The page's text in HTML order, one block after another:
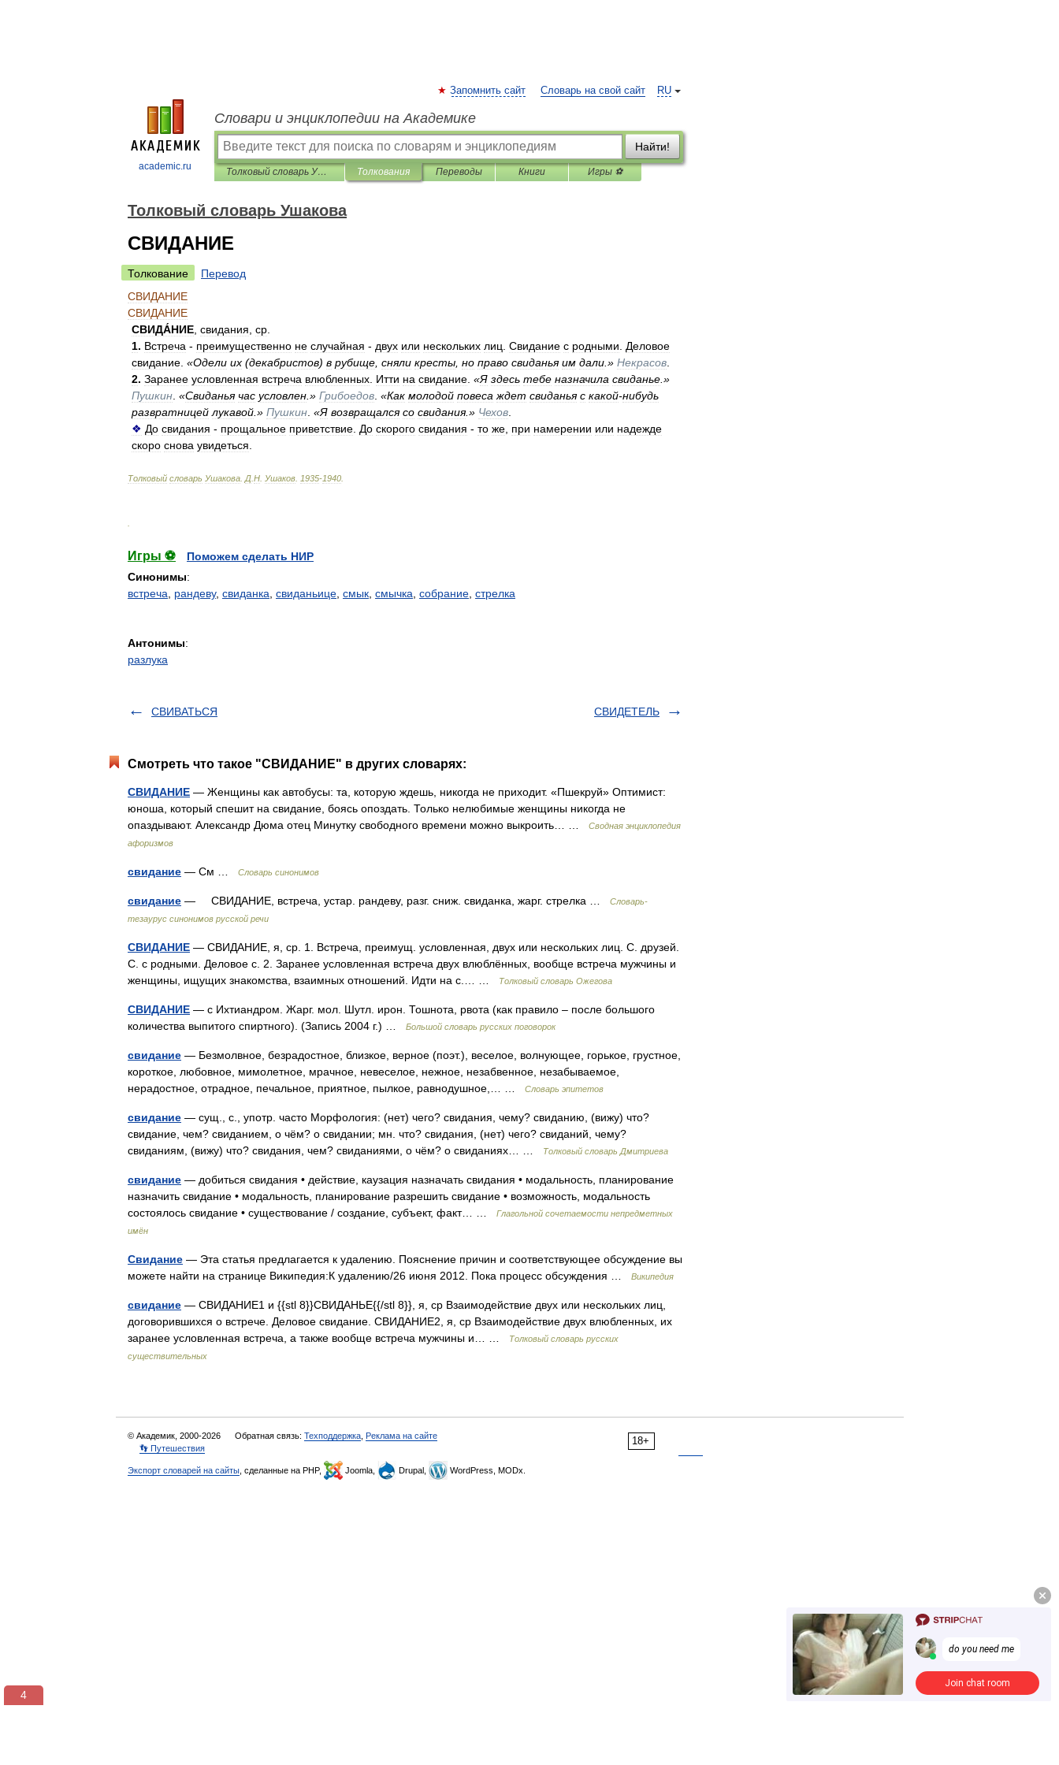
academic.ru
RU
Запомнить сайт Словарь на свой сайт
Словари и энциклопедии на Академике
Найти!
Толковый словарь Ушакова Толкования Переводы Книги Игры ⚽
Толковый словарь Ушакова
СВИДАНИЕ
Толкование
Перевод
СВИДАНИЕ
СВИДАНИЕ
СВИДА́НИЕ свидания ср
1. Встреча - преимущественно не случайная - двух или нескольких лиц Свидание с родными
Деловое
свидание «Одели их (декабристов) в рубище сняли кресты но право свиданья им дали .» Некрасов
2. Заранее условленная встреча влюбленных Итти на свидание «Я здесь тебе назначила свиданье .»
Пушкин «Свиданья час условлен .» Грибоедов «Как молодой повеса ждет свиданья с какой-нибудь
развратницей лукавой .» Пушкин «Я возвращался со свидания.» Чехов
❖ До свидания - прощальное приветствие До скорого свидания - то же при намерении или надежде
скоро снова увидеться
Толковый словарь Ушакова Д Н Ушаков 1935-1940
Игры ⚽
Поможем сделать НИР
Синонимы:
встреча
рандеву, свиданка свиданьице смык смычка собрание стрелка
Антонимы:
разлука
СВИВАТЬСЯ СВИДЕТЕЛЬ
Смотреть что такое "СВИДАНИЕ" в других словарях:
СВИДАНИЕ — Женщины как автобусы: та, которую ждешь, никогда не приходит. «Пшекруй» Оптимист:
юноша, который спешит на свидание, боясь опоздать. Только нелюбимые женщины никогда не
опаздывают. Александр Дюма отец Минутку свободного времени можно выкроить… …
Сводная энциклопедия
афоризмов
свидание — См … Словарь синонимов
свидание — СВИДАНИЕ, встреча, устар. рандеву, разг. сниж. свиданка, жарг. стрелка …
Словарь-
тезаурус синонимов русской речи
СВИДАНИЕ — СВИДАНИЕ, я, ср. 1. Встреча, преимущ. условленная, двух или нескольких лиц. С. друзей.
С. с родными. Деловое с. 2. Заранее условленная встреча двух влюблённых, вообще встреча мужчины и
женщины, ищущих знакомства, взаимных отношений. Идти на с.… …
Толковый словарь Ожегова
СВИДАНИЕ — с Ихтиандром. Жарг. мол. Шутл. ирон. Тошнота, рвота (как правило – после большого
количества выпитого спиртного). (Запись 2004 г.) …
Большой словарь русских поговорок
свидание — Безмолвное, безрадостное, близкое, верное (поэт.), веселое, волнующее, горькое, грустное,
короткое, любовное, мимолетное, мрачное, невеселое, нежное, незабвенное, незабываемое,
нерадостное, отрадное, печальное, приятное, пылкое, равнодушное,… …
Словарь эпитетов
свидание — сущ., с., употр. часто Морфология: (нет) чего? свидания, чему? свиданию, (вижу) что?
свидание, чем? свиданием, о чём? о свидании; мн. что? свидания, (нет) чего? свиданий, чему?
свиданиям, (вижу) что? свидания, чем? свиданиями, о чём? о свиданиях… …
Толковый словарь Дмитриева
свидание — добиться свидания • действие, каузация назначать свидания • модальность, планирование
назначить свидание • модальность, планирование разрешить свидание • возможность, модальность
состоялось свидание • существование / создание, субъект, факт… …
Глагольной сочетаемости непредметных
имён
Свидание — Эта статья предлагается к удалению. Пояснение причин и соответствующее обсуждение вы
можете найти на странице Википедия:К удалению/26 июня 2012. Пока процесс обсуждения …
Википедия
свидание — СВИДАНИЕ1 и {{stl 8}}СВИДАНЬЕ{{/stl 8}}, я, ср Взаимодействие двух или нескольких лиц,
договорившихся о встрече. Деловое свидание. СВИДАНИЕ2, я, ср Взаимодействие двух влюбленных, их
заранее условленная встреча, а также вообще встреча мужчины и… …
Толковый словарь русских
существительных
18+
© Академик, 2000-2026 Обратная связь: Техподдержка Реклама на сайте
👣 Путешествия
Экспорт словарей на сайты , сделанные на PHP, Joomla, Drupal, WordPress, MODx.
3